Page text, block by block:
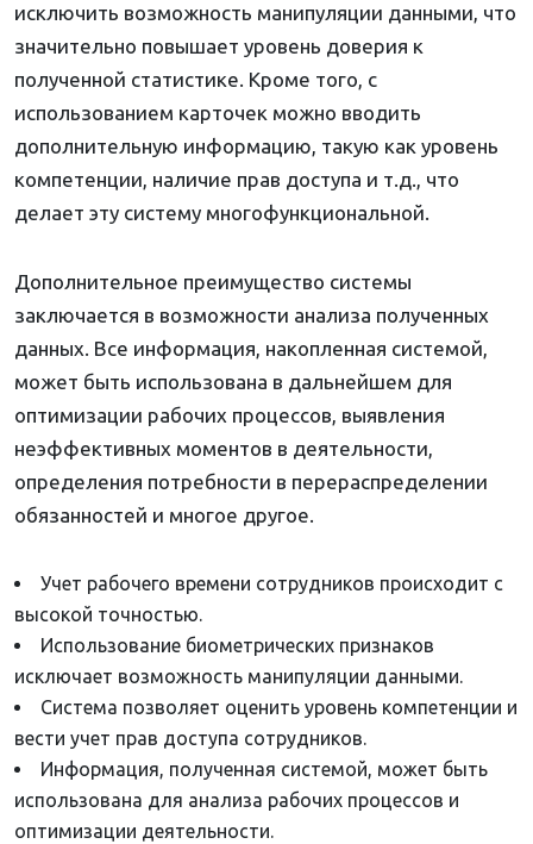
исключить возможность манипуляции данными, что
значительно повышает уровень доверия к
полученной статистике. Кроме того, с
использованием карточек можно вводить
дополнительную информацию, такую как уровень
компетенции, наличие прав доступа и т.д., что
делает эту систему многофункциональной.
Дополнительное преимущество системы
заключается в возможности анализа полученных
данных. Все информация, накопленная системой,
может быть использована в дальнейшем для
оптимизации рабочих процессов, выявления
неэффективных моментов в деятельности,
определения потребности в перераспределении
обязанностей и многое другое.
Учет рабочего времени сотрудников происходит с
высокой точностью.
Использование биометрических признаков
исключает возможность манипуляции данными.
Система позволяет оценить уровень компетенции и
вести учет прав доступа сотрудников.
Информация, полученная системой, может быть
использована для анализа рабочих процессов и
оптимизации деятельности.